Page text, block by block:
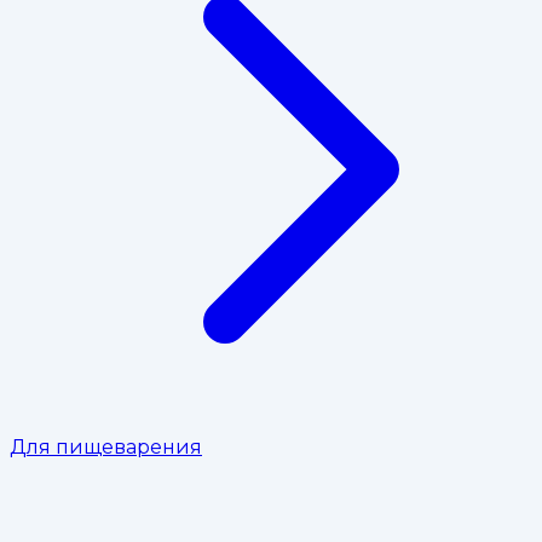
Для пищеварения